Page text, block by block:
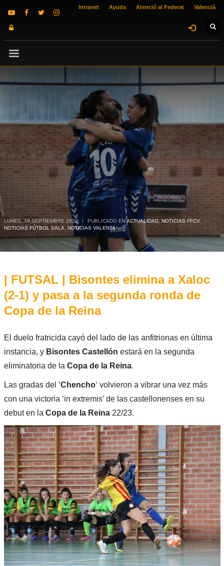
Intranet Ayuda Atenció al Federat Valencià
LUNES, 19 SEPTIEMBRE 2022 / PUBLICADO ENACTUALIDAD, NOTICIAS FFCV,
NOTICIAS FÚTBOL SALA,NOTICIAS VALENTA
| FUTSAL | Bisontes elimina a Xaloc
(2-1) y pasa a la segunda ronda de
Copa de la Reina
El duelo fratricida cayó del lado de las anfitrionas en última
instancia, y Bisontes Castellón estará en la segunda
eliminatoria de la Copa de la Reina.
Las gradas del ‘Chencho‘ volvieron a vibrar una vez más
con una victoria ‘in extremis’ de las castellonenses en su
debut en la Copa de la Reina22/23.